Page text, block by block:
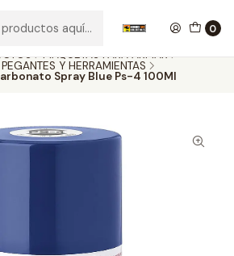
0
MAQUETAS PARA ARMAR
Y HERRAMIENTAS
Spray Blue Ps-4 100Ml